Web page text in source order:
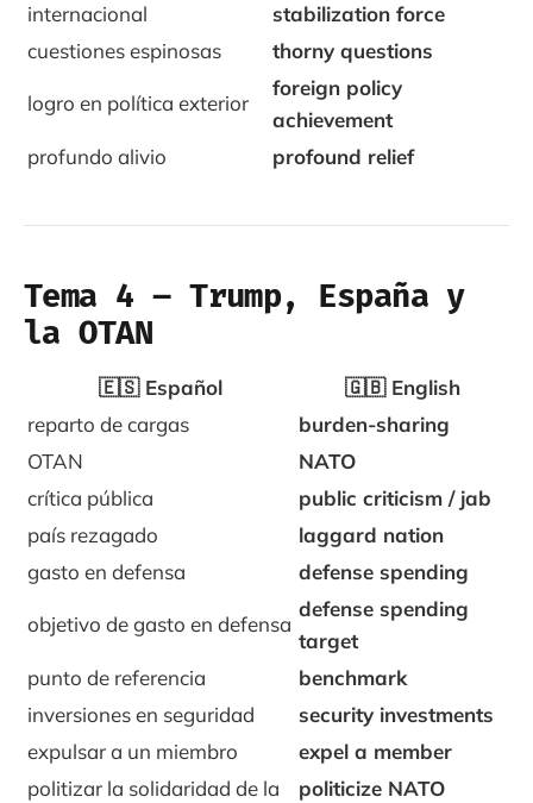
internacional
stabilization force
cuestiones espinosas
thorny questions
logro en política exterior
foreign policy
achievement
profundo alivio
profound relief
Tema 4 – Trump, España y
la OTAN
🇪🇸 Español
🇬🇧 English
reparto de cargas
burden-sharing
OTAN
NATO
crítica pública
public criticism / jab
país rezagado
laggard nation
gasto en defensa
defense spending
objetivo de gasto en defensa
defense spending
target
punto de referencia
benchmark
inversiones en seguridad
security investments
expulsar a un miembro
expel a member
politizar la solidaridad de la
politicize NATO